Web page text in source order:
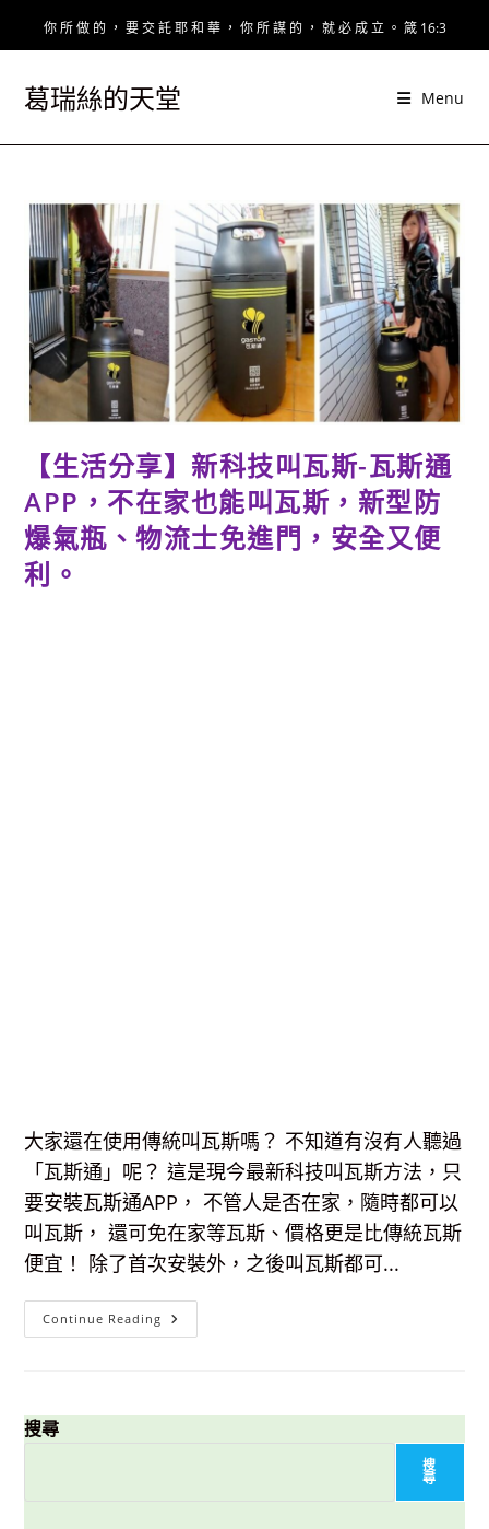
你 所 做 的 ， 要 交 託 耶 和 華 ， 你 所 謀 的 ， 就 必 成 立 。 箴 16:3
葛瑞絲的天堂 Menu
【生活分享】新科技叫瓦斯-瓦斯通
APP，不在家也能叫瓦斯，新型防
爆氣瓶、物流士免進門，安全又便
利。
大家還在使用傳統叫瓦斯嗎？ 不知道有沒有人聽過
「瓦斯通」呢？ 這是現今最新科技叫瓦斯方法，只
要安裝瓦斯通APP， 不管人是否在家，隨時都可以
叫瓦斯， 還可免在家等瓦斯、價格更是比傳統瓦斯
便宜！ 除了首次安裝外，之後叫瓦斯都可...
Continue Reading 【生
活
技
搜尋
搜
尋